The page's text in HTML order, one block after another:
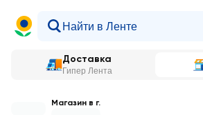
Доставка
Гипер Лента
Магазин в г.